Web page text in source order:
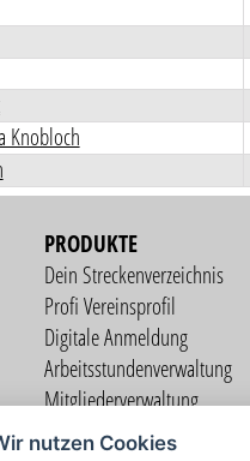
Knobloch
PRODUKTE
Dein Streckenverzeichnis
Profi Vereinsprofil
Digitale Anmeldung
Arbeitsstundenverwaltung
Mitgliederverwaltung
Live Übertragung
nutzen Cookies